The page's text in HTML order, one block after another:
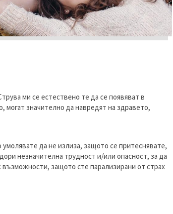
ми се естествено те да се появяват в
могат значително да навредят на здравето,
да не излиза, защото се притеснявате,
незначителна трудност и/или опасност, за да
възможности, защото сте парализирани от страх